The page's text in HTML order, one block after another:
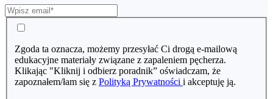
Zgoda ta oznacza, możemy przesyłać Ci drogą e-mailową
edukacyjne materiały związane z zapaleniem pęcherza.
Klikając "Kliknij i odbierz poradnik” oświadczam, że
zapoznałem/łam się z Polityką Prywatności i akceptuję ją.